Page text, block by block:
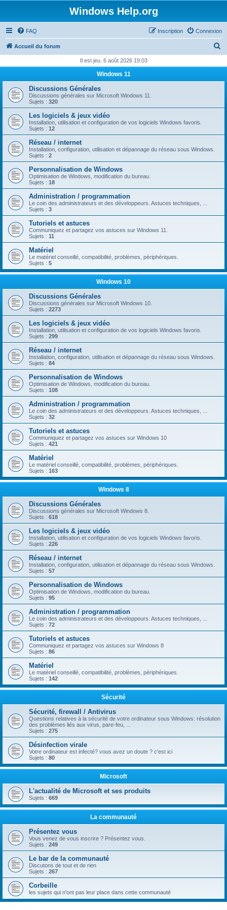
Windows Help.org
FAQ Connexion
Inscription
Accueil du forum
h
r
Il est jeu. 6 août 2026 19:03
Windows 11
Discussions Générales
Discussions générales sur Microsoft Windows 11.
Sujets : 320
Les logiciels & jeux vidéo
Installation, utilisation et configuration de vos logiciels Windows favoris.
Sujets : 12
Réseau / internet
Installation, configuration, utilisation et dépannage du réseau sous Windows.
Sujets : 2
Personnalisation de Windows
Optimisation de Windows, modification du bureau.
Sujets : 18
Administration / programmation
Le coin des administrateurs et des développeurs. Astuces techniques, ...
Sujets : 3
Tutoriels et astuces
Communiquez et partagez vos astuces sur Windows 11.
Sujets : 11
Matériel
Le matériel conseillé, compatibilité, problèmes, périphériques.
Sujets : 5
Windows 10
Discussions Générales
Discussions générales sur Microsoft Windows 10.
Sujets : 2273
Les logiciels & jeux vidéo
Installation, utilisation et configuration de vos logiciels Windows favoris.
Sujets : 299
Réseau / internet
Installation, configuration, utilisation et dépannage du réseau sous Windows.
Sujets : 84
Personnalisation de Windows
Optimisation de Windows, modification du bureau.
Sujets : 108
Administration / programmation
Le coin des administrateurs et des développeurs. Astuces techniques, ...
Sujets : 32
Tutoriels et astuces
Communiquez et partagez vos astuces sur Windows 10
Sujets : 421
Matériel
Le matériel conseillé, compatibilité, problèmes, périphériques.
Sujets : 163
Windows 8
Discussions Générales
Discussions générales sur Microsoft Windows 8.
Sujets : 618
Les logiciels & jeux vidéo
Installation, utilisation et configuration de vos logiciels Windows favoris.
Sujets : 226
Réseau / internet
Installation, configuration, utilisation et dépannage du réseau sous Windows.
Sujets : 57
Personnalisation de Windows
Optimisation de Windows, modification du bureau.
Sujets : 95
Administration / programmation
Le coin des administrateurs et des développeurs. Astuces techniques, ...
Sujets : 72
Tutoriels et astuces
Communiquez et partagez vos astuces sur Windows 8
Sujets : 86
Matériel
Le matériel conseillé, compatibilité, problèmes, périphériques.
Sujets : 142
Sécurité
Sécurité, firewall / Antivirus
Questions relatives à la sécurité de votre ordinateur sous Windows: résolution
des problèmes liés aux virus, pare-feu, ...
Sujets : 275
Désinfection virale
Votre ordinateur est infecté? vous avez un doute ? c'est ici
Sujets : 80
Microsoft
L'actualité de Microsoft et ses produits
Sujets : 669
La communauté
Présentez vous
Vous venez de vous inscrire ? Présentez vous.
Sujets : 249
Le bar de la communauté
Discutons de tout et de rien
Sujets : 267
Corbeille
les sujets qui n'ont pas leur place dans cette communauté